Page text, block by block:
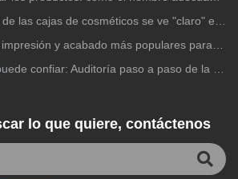
cosméticos se ve "claro" en la computadora pero falla al imprimirlas?
más populares para envases de cosméticos de marca propia.
paso a paso de la fábrica para la fabricación de cosméticos de marca propia.
lo que quiere, contáctenos